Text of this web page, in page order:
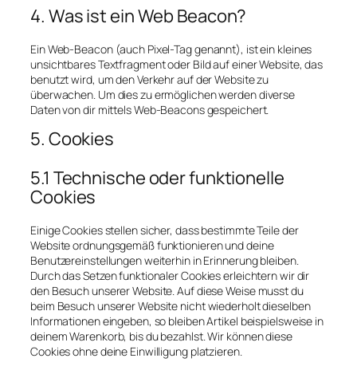
4. Was ist ein Web Beacon?
Ein Web-Beacon (auch Pixel-Tag genannt), ist ein kleines
unsichtbares Textfragment oder Bild auf einer Website, das
benutzt wird, um den Verkehr auf der Website zu
überwachen. Um dies zu ermöglichen werden diverse
Daten von dir mittels Web-Beacons gespeichert.
5. Cookies
5.1 Technische oder funktionelle
Cookies
Einige Cookies stellen sicher, dass bestimmte Teile der
Website ordnungsgemäß funktionieren und deine
Benutzereinstellungen weiterhin in Erinnerung bleiben.
Durch das Setzen funktionaler Cookies erleichtern wir dir
den Besuch unserer Website. Auf diese Weise musst du
beim Besuch unserer Website nicht wiederholt dieselben
Informationen eingeben, so bleiben Artikel beispielsweise in
deinem Warenkorb, bis du bezahlst. Wir können diese
Cookies ohne deine Einwilligung platzieren.